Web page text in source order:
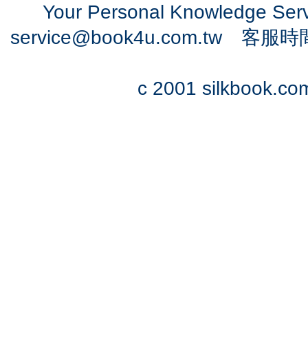
Your Personal Knowledge
service@book4u.com.tw客服時
c 2001